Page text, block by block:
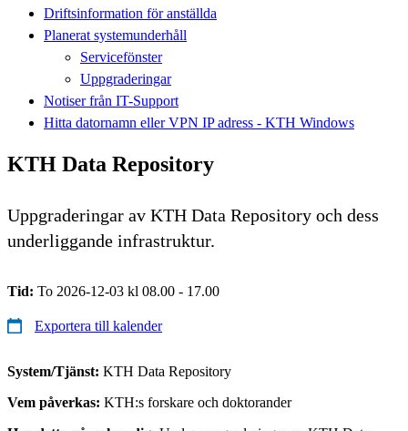
Driftsinformation för anställda
Planerat systemunderhåll
Servicefönster
Uppgraderingar
Notiser från IT-Support
Hitta datornamn eller VPN IP adress - KTH Windows
KTH Data Repository
Uppgraderingar av KTH Data Repository och dess
underliggande infrastruktur.
Tid: To 2026-12-03 kl 08.00 - 17.00
Exportera till kalender
System/Tjänst: KTH Data Repository
Vem påverkas: KTH:s forskare och doktorander